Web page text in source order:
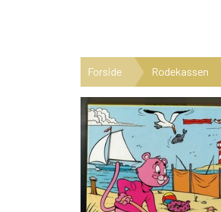
BØGER I SERIE
BØGER I ÅRSTAL
UDVALGTE FORFATTERE
Forside Rodekassen